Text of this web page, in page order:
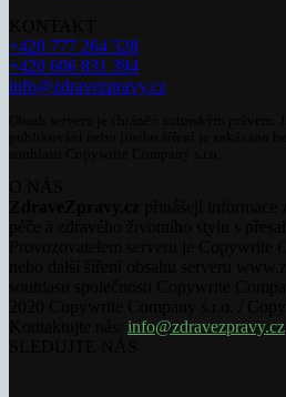
+420 777 264 528
+420 606 831 394
info@zdravezpravy.cz
info@zdravezpravy.cz